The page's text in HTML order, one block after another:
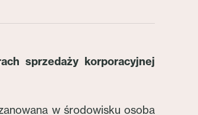
sprzedaży korporacyjnej
w środowisku osoba